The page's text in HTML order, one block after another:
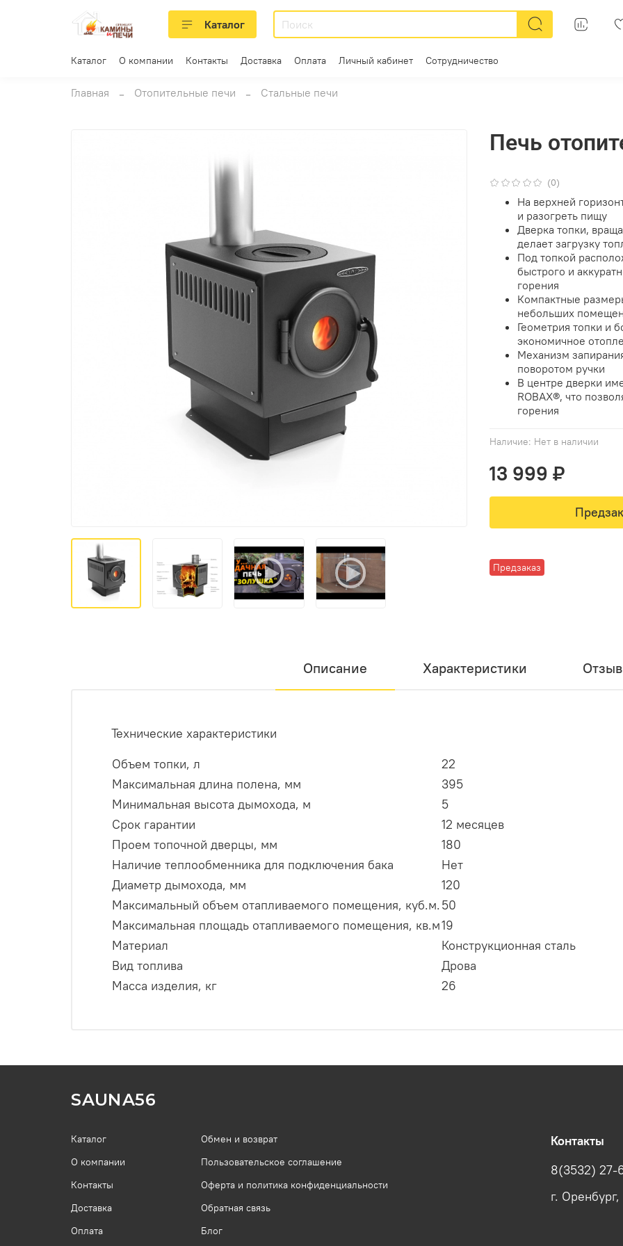
Каталог
Каталог О компании Контакты Доставка Оплата Личный кабинет Сотрудничество
Главная Отопительные печи Стальные печи
(0)
Наличие: Нет в наличии
Предзаказ
Печь
13 999 ₽
На верхней
и разогреть пищу
Дверка топки,
делает загрузку
Под топкой
быстрого и
горения
Компактные
небольших
Геометрия топки и
экономичное
Механизм
поворотом ручки
В центре дверки
ROBAX®, что
горения
Описание Характеристики
Технические характеристики
Объем топки, л
22
Максимальная длина полена, мм
395
Минимальная высота дымохода, м
5
Срок гарантии
12 месяцев
Проем топочной дверцы, мм
180
Наличие теплообменника для подключения бака
Нет
Диаметр дымохода, мм
120
Максимальный объем отапливаемого помещения, куб.м. 50
Максимальная площадь отапливаемого помещения, кв.м19
Материал
Конструкционная сталь
Вид топлива
Дрова
Масса изделия, кг
26
SAUNA56
Каталог
О компании
Контакты
Доставка
Оплата
Обмен и возврат
Пользовательское соглашение
Оферта и политика конфиденциальности
Обратная связь
Блог
Контакты
8(3532) 27-
г.